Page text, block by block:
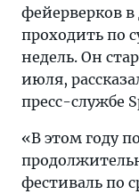
фейерверков в
проходить по
недель. Он
июля,
пресс-службе
«В этом году
фестиваль по